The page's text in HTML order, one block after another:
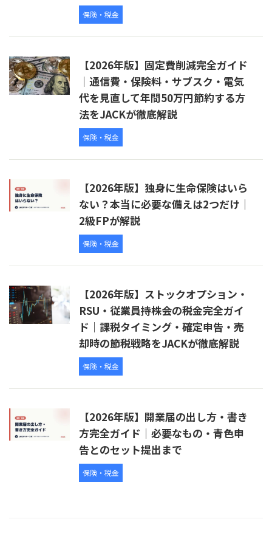
保険・税金
【2026年版】固定費削減完全ガイド
｜通信費・保険料・サブスク・電気
代を見直して年間50万円節約する方
法をJACKが徹底解説
保険・税金
【2026年版】独身に生命保険はいら
ない？本当に必要な備えは2つだけ｜
2級FPが解説
保険・税金
【2026年版】ストックオプション・
RSU・従業員持株会の税金完全ガイ
ド｜課税タイミング・確定申告・売
却時の節税戦略をJACKが徹底解説
保険・税金
【2026年版】開業届の出し方・書き
方完全ガイド｜必要なもの・青色申
告とのセット提出まで
保険・税金